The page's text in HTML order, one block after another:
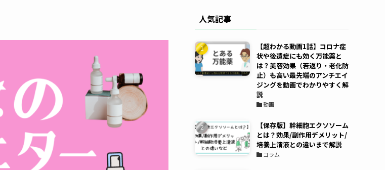
人気記事
【超わかる動画1話】コロナ症
状や後遺症にも効く万能薬と
は？美容効果（若返り・老化防
止）も高い最先端のアンチエイ
ジングを動画でわかりやすく解
説
動画
【保存版】幹細胞エクソソーム
とは？効果/副作用デメリット/
培養上清液との違いまで解説
コラム